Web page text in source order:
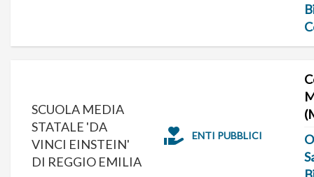
SCUOLA MEDIA
STATALE 'DA
VINCI EINSTEIN'
DI REGGIO EMILIA
ENTI PUBBLICI